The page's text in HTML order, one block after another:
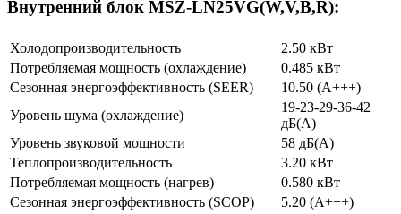
Внутренний блок MSZ-LN25VG(W,V,B,R):
Холодопроизводительность
2.50 кВт
Потребляемая мощность (охлаждение)
0.485 кВт
Сезонная энергоэффективность (SEER)
10.50 (A+++)
Уровень шума (охлаждение)
19-23-29-36-42
дБ(А)
Уровень звуковой мощности
58 дБ(А)
Теплопроизводительность
3.20 кВт
Потребляемая мощность (нагрев)
0.580 кВт
Сезонная энергоэффективность (SCOP)
5.20 (A+++)